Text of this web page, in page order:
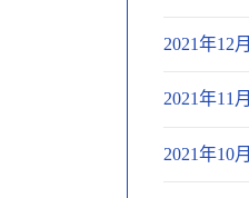
2021年12月
2021年11月
2021年10月